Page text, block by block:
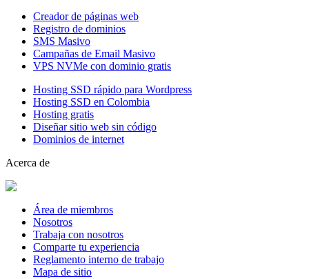
Creador de páginas web
Registro de dominios
SMS Masivo
Campañas de Email Masivo
VPS NVMe con dominio gratis
Hosting SSD rápido para Wordpress
Hosting SSD en Colombia
Hosting gratis
Diseñar sitio web sin código
Dominios de internet
Acerca de
Área de miembros
Nosotros
Trabaja con nosotros
Comparte tu experiencia
Reglamento interno de trabajo
Mapa de sitio